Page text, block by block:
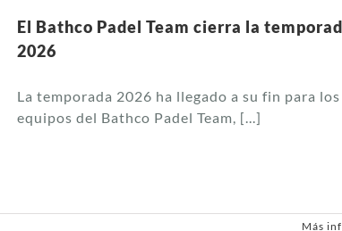
El Bathco Padel Team cierra la
2026
La temporada 2026 ha llegado a su fin para los
equipos del Bathco Padel Team, [...]
Más